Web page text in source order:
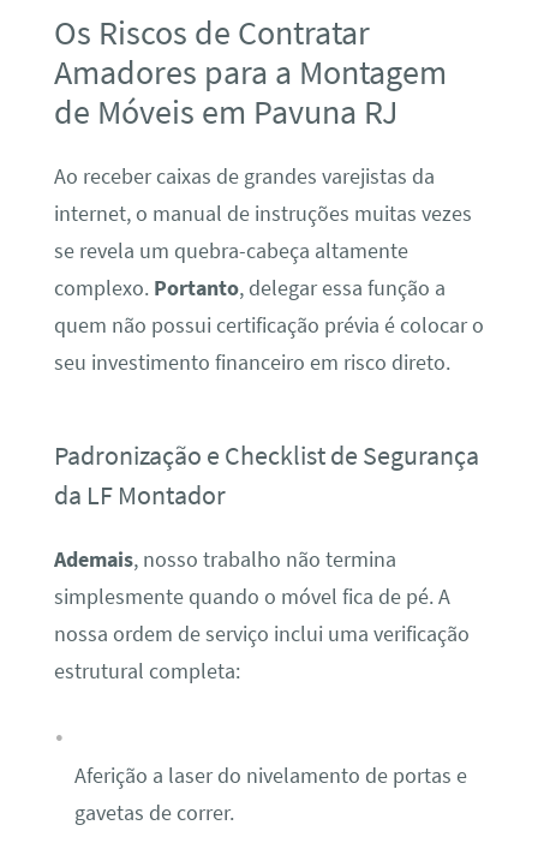
Os Riscos de Contratar
Amadores para a Montagem
de Móveis em Pavuna RJ
Ao receber caixas de grandes varejistas da
internet, o manual de instruções muitas vezes
se revela um quebra-cabeça altamente
complexo. Portanto, delegar essa função a
quem não possui certificação prévia é colocar o
seu investimento financeiro em risco direto.
Padronização e Checklist de Segurança
da LF Montador
Ademais, nosso trabalho não termina
simplesmente quando o móvel fica de pé. A
nossa ordem de serviço inclui uma verificação
estrutural completa:
Aferição a laser do nivelamento de portas e
gavetas de correr.